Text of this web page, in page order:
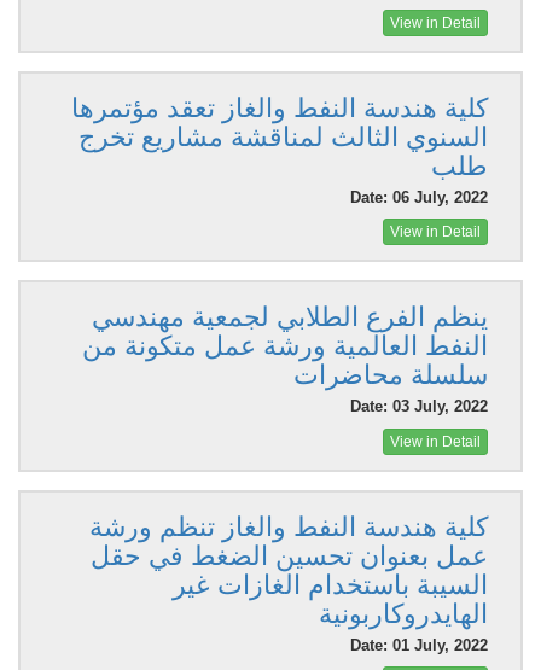
View in Detail
كلية هندسة النفط والغاز تعقد مؤتمرها
السنوي الثالث لمناقشة مشاريع تخرج
طلب
Date: 06 July, 2022
View in Detail
ينظم الفرع الطلابي لجمعية مهندسي
النفط العالمية ورشة عمل متكونة من
سلسلة محاضرات
Date: 03 July, 2022
View in Detail
كلية هندسة النفط والغاز تنظم ورشة
عمل بعنوان تحسين الضغط في حقل
السيبة باستخدام الغازات غير
الهايدروكاربونية
Date: 01 July, 2022